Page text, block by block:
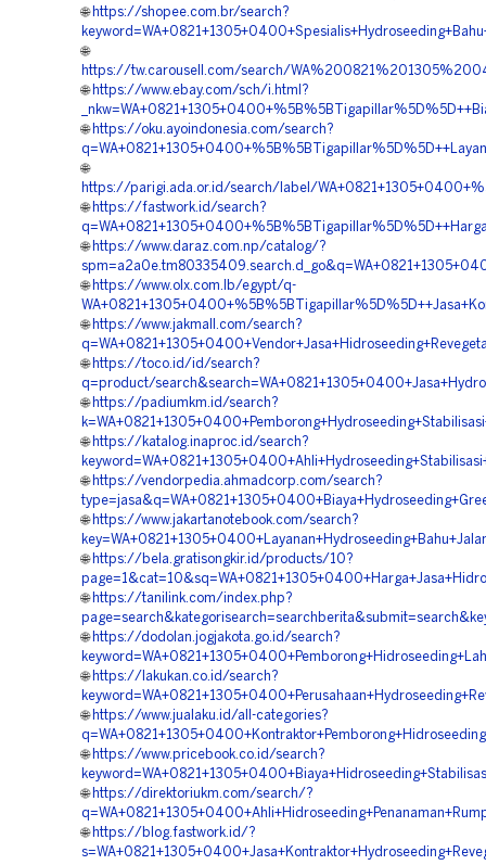
🌐 https://shopee.com.br/search?
🌐
https://tw.carousell.com/search/
🌐 https://www.ebay.com/sch/i.html?
🌐 https://oku.ayoindonesia.com/search?
🌐
https://parigi.ada.or.id/search/label/
🌐 https://fastwork.id/search?
🌐 https://www.daraz.com.np/catalog/?
🌐 https://www.olx.com.lb/egypt/q-
🌐 https://www.jakmall.com/search?
🌐 https://toco.id/id/search?
q=product/
🌐 https://padiumkm.id/search?
🌐 https://katalog.inaproc.id/search?
🌐 https://vendorpedia.ahmadcorp.com/search?
🌐 https://www.jakartanotebook.com/search?
🌐 https://bela.gratisongkir.id/products/10?
🌐 https://tanilink.com/index.php?
🌐 https://dodolan.jogjakota.go.id/search?
🌐 https://lakukan.co.id/search?
🌐 https://www.jualaku.id/all-categories?
🌐 https://www.pricebook.co.id/search?
🌐 https://direktoriukm.com/search/?
🌐 https://blog.fastwork.id/?